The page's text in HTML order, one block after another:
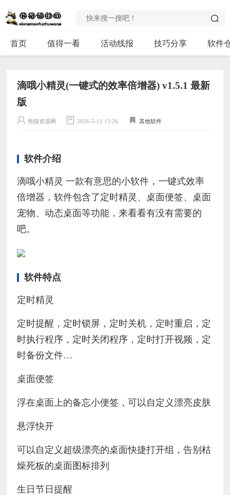
首页 值得一看 活动线报 技巧分享 软件
滴哦小精灵(一键式的效率倍增器) v1.5.1 最新
版
熊猫资源网 2026-5-11 13:26 其他软件
软件介绍
滴哦小精灵 一款有意思的小软件，一键式效率
倍增器，软件包含了定时精灵、桌面便签、桌面
宠物、动态桌面等功能，来看看有没有需要的
吧。
软件特点
定时精灵
定时提醒，定时锁屏，定时关机，定时重启，定
时执行程序，定时关闭程序，定时打开视频，定
时备份文件…
桌面便签
浮在桌面上的备忘小便签，可以自定义漂亮皮肤
悬浮快开
可以自定义超级漂亮的桌面快捷打开组，告别枯
燥死板的桌面图标排列
生日节日提醒